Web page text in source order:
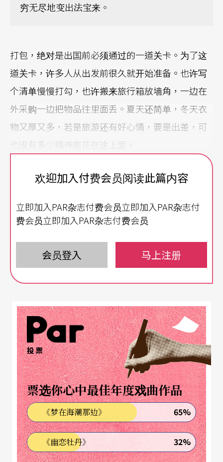
穷无尽地变出法宝来。
打包，绝对是出国前必须通过的一道关卡。为了这
道关卡，许多人从出发前很久就开始准备。也许写
个清单慢慢打勾，也许搬来旅行箱放墙角，一边在
外采购一边把物品往里面丢。夏天还简单，冬天衣
物又厚又多，若是旅游还有好心情，要是出差，可
也没有多少精神能花在这上面。
偏偏，NSO执行长邱瑗就是个三天两头就需要面临
有条不紊 好像多啦A梦的百宝袋！
明明是刚结束一趟又长又远的旅程、直接将行李拖
过来的，但打开箱子，所有的物件就像她的个性有
条不紊，每种物品都有小袋子分类装起，整齐得就
能见人的秘密。坐在箱子旁，她开始一件一件将箱
子里的用品拿出来，靠枕、零食、护膝、保温
瓶……这些都还算平常，但是她还带了两双鞋子——
一双高跟、一双平底。尤其，因为飞机一落地就有
行程，没有办法让文宣品跟著乐器的货柜走，所以
通常还得要将一部分的空间让出来，而这次，邱瑗
更足足带了四盒NSO录制的全套CD！难以相信这么
小的箱子，居然装得了这么多东西，却只见她不断
欢迎加入付费会员阅读此篇内容
立即加入PAR杂志付费会员立即加入PAR杂志付
费会员立即加入PAR杂志付费会员
会员登入 马上注册
投票
票选你心中最佳年度戏曲作品
《梦在海潮那边》 65%
《幽恋牡丹》 32%